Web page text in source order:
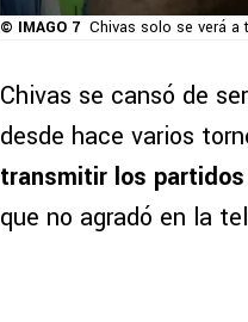
© IMAGO 7 Chivas solo se verá a
Chivas se cansó de
desde hace varios
transmitir los partidos
que no agradó en la